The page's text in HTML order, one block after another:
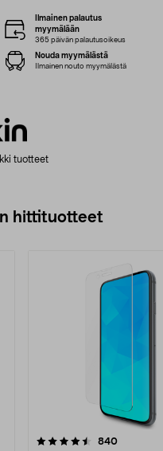
tuotteet
Ilmainen palautus
myymälään
365 päivän palautusoikeus
Nouda myymälästä
Ilmainen nouto myymälästä
hittituotteet
840arvostelut
3.5 viidestä